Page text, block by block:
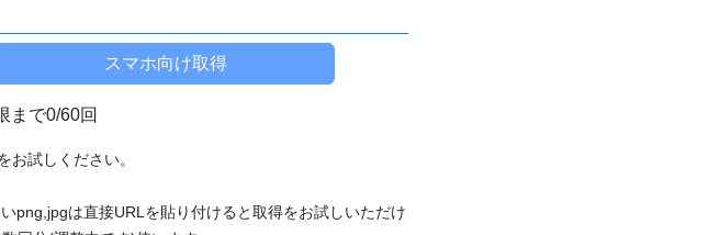
まで0/60回
試しください。
png,jpgは直接URLを貼り付けると取得をお試しいただけ